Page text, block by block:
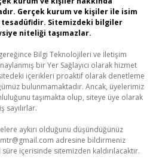
Gerçek kurum ve kişiler ile isim
Sitemizdeki bilgiler
niteliği taşımazlar.
gereğince Bilgi Teknolojileri ve İletişim
bir Yer Sağlayıcı olarak hizmet
içerikleri proaktif olarak denetleme
bulunmamaktadır. Ancak, üyelerimiz
taşımakta olup, siteye üye olarak
sayılırlar.
aykırı olduğunu düşündüğünüz
adresine bildirmeniz
içerisinde sitemizden kaldırılacaktır.